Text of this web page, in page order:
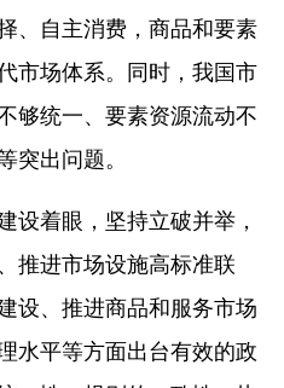
、自主消费，商品和要素
市场体系。同时，我国市
够统一、要素资源流动不
突出问题。
着眼，坚持立破并举，
推进市场设施高标准联
设、推进商品和服务市场
水平等方面出台有效的政